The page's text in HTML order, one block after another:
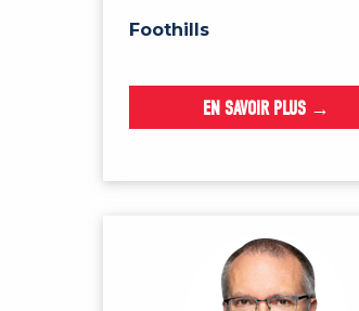
Foothills
EN SAVOIR PLUS →